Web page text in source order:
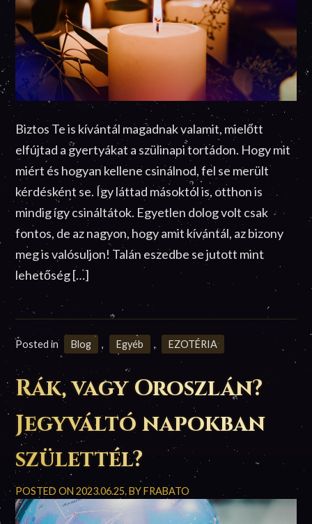
Biztos Te is kívántál magadnak valamit, mielőtt
elfújtad a gyertyákat a szülinapi tortádon. Hogy mit
miért és hogyan kellene csinálnod, fel se merült
kérdésként se. Így láttad másoktól is, otthon is
mindig így csináltátok. Egyetlen dolog volt csak
fontos, de az nagyon, hogy amit kívántál, az bizony
meg is valósuljon! Talán eszedbe se jutott mint
lehetőség […]
Posted in Blog , Egyéb , EZOTÉRIA
Rák, vagy Oroszlán?
Jegyváltó napokban
születtél?
POSTED ON2023.06.25.BYFRABATO